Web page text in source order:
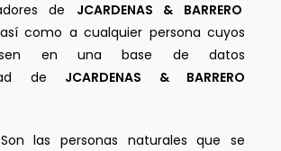
de JCARDENAS & BARRERO
como a cualquier persona cuyos
en una base de datos
de JCARDENAS & BARRERO
Son las personas naturales que se